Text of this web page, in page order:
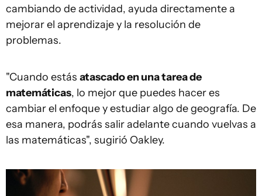
cambiando de actividad, ayuda directamente a
mejorar el aprendizaje y la resolución de
problemas.
"Cuando estás atascado en una tarea de
matemáticas, lo mejor que puedes hacer es
cambiar el enfoque y estudiar algo de geografía. De
esa manera, podrás salir adelante cuando vuelvas a
las matemáticas", sugirió Oakley.